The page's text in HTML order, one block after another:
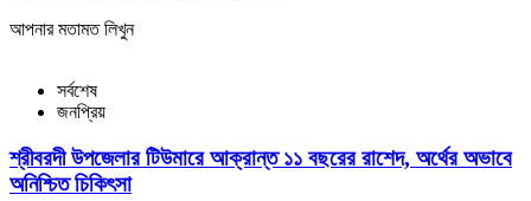
আপনার মতামত লিখুন
সর্বশেষ
জনপ্রিয়
শ্রীবরদী উপজেলার টিউমারে আক্রান্ত ১১ বছরের রাশেদ, অর্থের অভাবে
অনিশ্চিত চিকিৎসা